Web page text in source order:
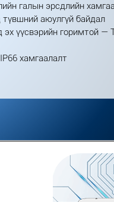
галын эрсдлийн
аюулгүй байдал
эх үүсвэрийн горимтой
хамгаалалт